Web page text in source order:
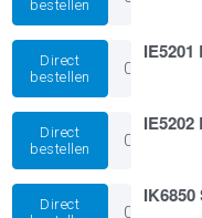
bestellen
3.3
KW
aantal
Direct
bestellen
IE5201
Relais
16A
aantal
IE5201
Direct
bestellen
IE5202
Relais
25A
aantal
IE5202
Direct
IK6850
Slot